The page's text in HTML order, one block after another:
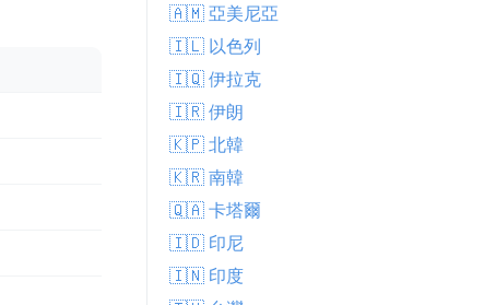
🇦🇲 亞美尼亞
🇮🇱 以色列
🇮🇶 伊拉克
🇮🇷 伊朗
🇰🇵 北韓
🇰🇷 南韓
🇶🇦 卡塔爾
🇮🇩 印尼
🇮🇳 印度